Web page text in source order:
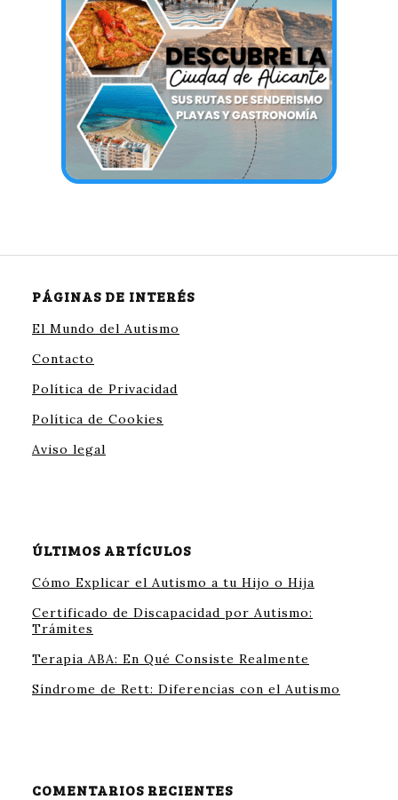
PÁGINAS DE INTERÉS
El Mundo del Autismo
Contacto
Política de Privacidad
Política de Cookies
Aviso legal
ÚLTIMOS ARTÍCULOS
Cómo Explicar el Autismo a tu Hijo o Hija
Certificado de Discapacidad por Autismo:
Trámites
Terapia ABA: En Qué Consiste Realmente
Síndrome de Rett: Diferencias con el Autismo
COMENTARIOS RECIENTES